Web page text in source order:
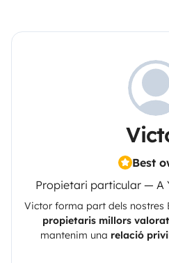
Best
Propietari particular — A
Victor forma part dels nostres
propietaris millors
mantenim una relació